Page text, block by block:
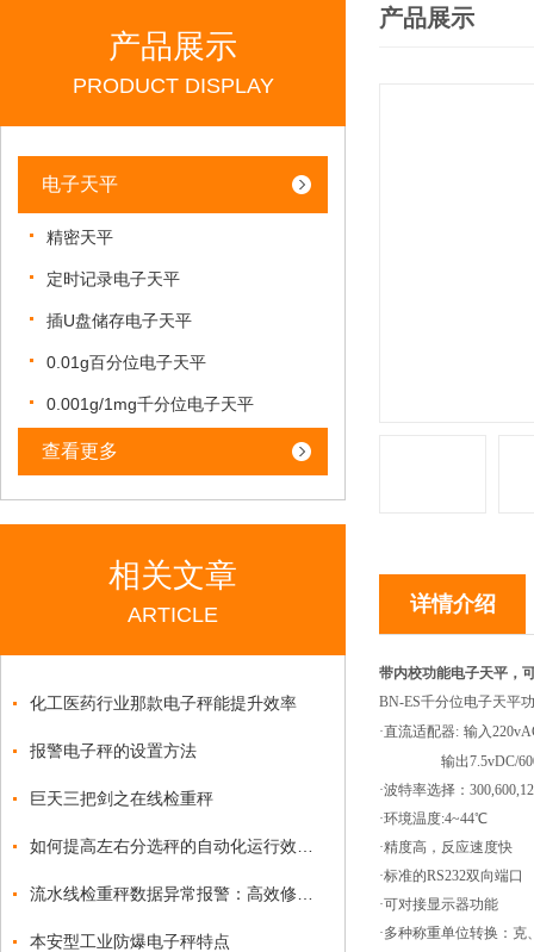
产品展示
PRODUCT DISPLAY
电子天平
精密天平
定时记录电子天平
插U盘储存电子天平
0.01g百分位电子天平
0.001g/1mg千分位电子天平
查看更多
相关文章
ARTICLE
化工医药行业那款电子秤能提升效率
报警电子秤的设置方法
巨天三把剑之在线检重秤
本安型工业防爆电子秤特点
产品展示
详情介绍
带内校功能电子天平，
BN-ES千分位电子天平
·直流适配器: 输入
输出7.5vDC/
·波特率选择：
·环境温度:4~44℃
·精度高，反应速度快
·标准的RS232双向端口
·可对接显示器功能
·多种称重单位转换：